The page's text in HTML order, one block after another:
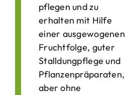
pflegen und zu
erhalten mit Hilfe
einer ausgewogenen
Fruchtfolge, guter
Stalldungpflege und
Pflanzenpräparaten,
aber ohne